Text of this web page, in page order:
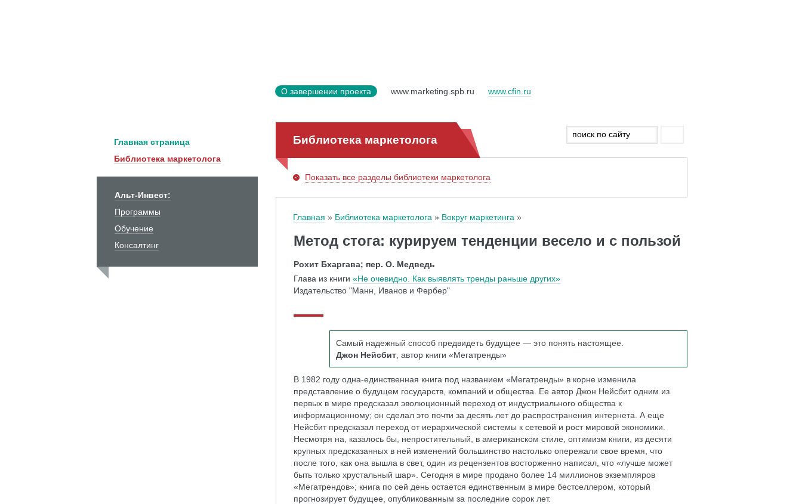
О завершении проекта www.marketing.spb.ru www.cfin.ru
Главная страница
Библиотека маркетолога
Альт-Инвест:
Программы
Обучение
Консалтинг
Библиотека маркетолога
Показать все разделы библиотеки маркетолога
Главная Библиотека маркетолога Вокруг маркетинга
Метод стога: курируем тенденции весело и с пользой
Рохит Бхаргава; пер. О. Медведь
Глава из книги «Не очевидно. Как выявлять тренды раньше других»
Издательство "Манн, Иванов и Фербер"
Самый надежный способ предвидеть будущее — это понять настоящее.
Джон Нейсбит , автор книги «Мегатренды»
В 1982 году одна-единственная книга под названием «Мегатренды» в корне изменила
представление о будущем государств, компаний и общества. Ее автор Джон Нейсбит одним из
первых в мире предсказал эволюционный переход от индустриального общества к
информационному; он сделал это почти за десять лет до распространения интернета. А еще
Нейсбит предсказал переход от иерархической системы к сетевой и рост мировой экономики.
Несмотря на, казалось бы, непростительный, в американском стиле, оптимизм книги, из десяти
крупных предсказанных в ней изменений большинство настолько опережали свое время, что
после того, как она вышла в свет, один из рецензентов восторженно написал, что «лучше может
быть только хрустальный шар». Сегодня в мире продано более 14 миллионов экземпляров
«Мегатрендов»; книга по сей день остается единственным в мире бестселлером, который
прогнозирует будущее, опубликованным за последние сорок лет.